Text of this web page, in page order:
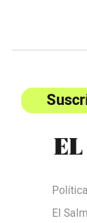
Política
El